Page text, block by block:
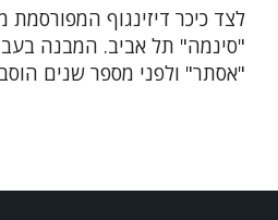
לצד כיכר דיזינגוף המפורסמת
"סינמה" תל אביב. המבנה
"אסתר" ולפני מספר שנים